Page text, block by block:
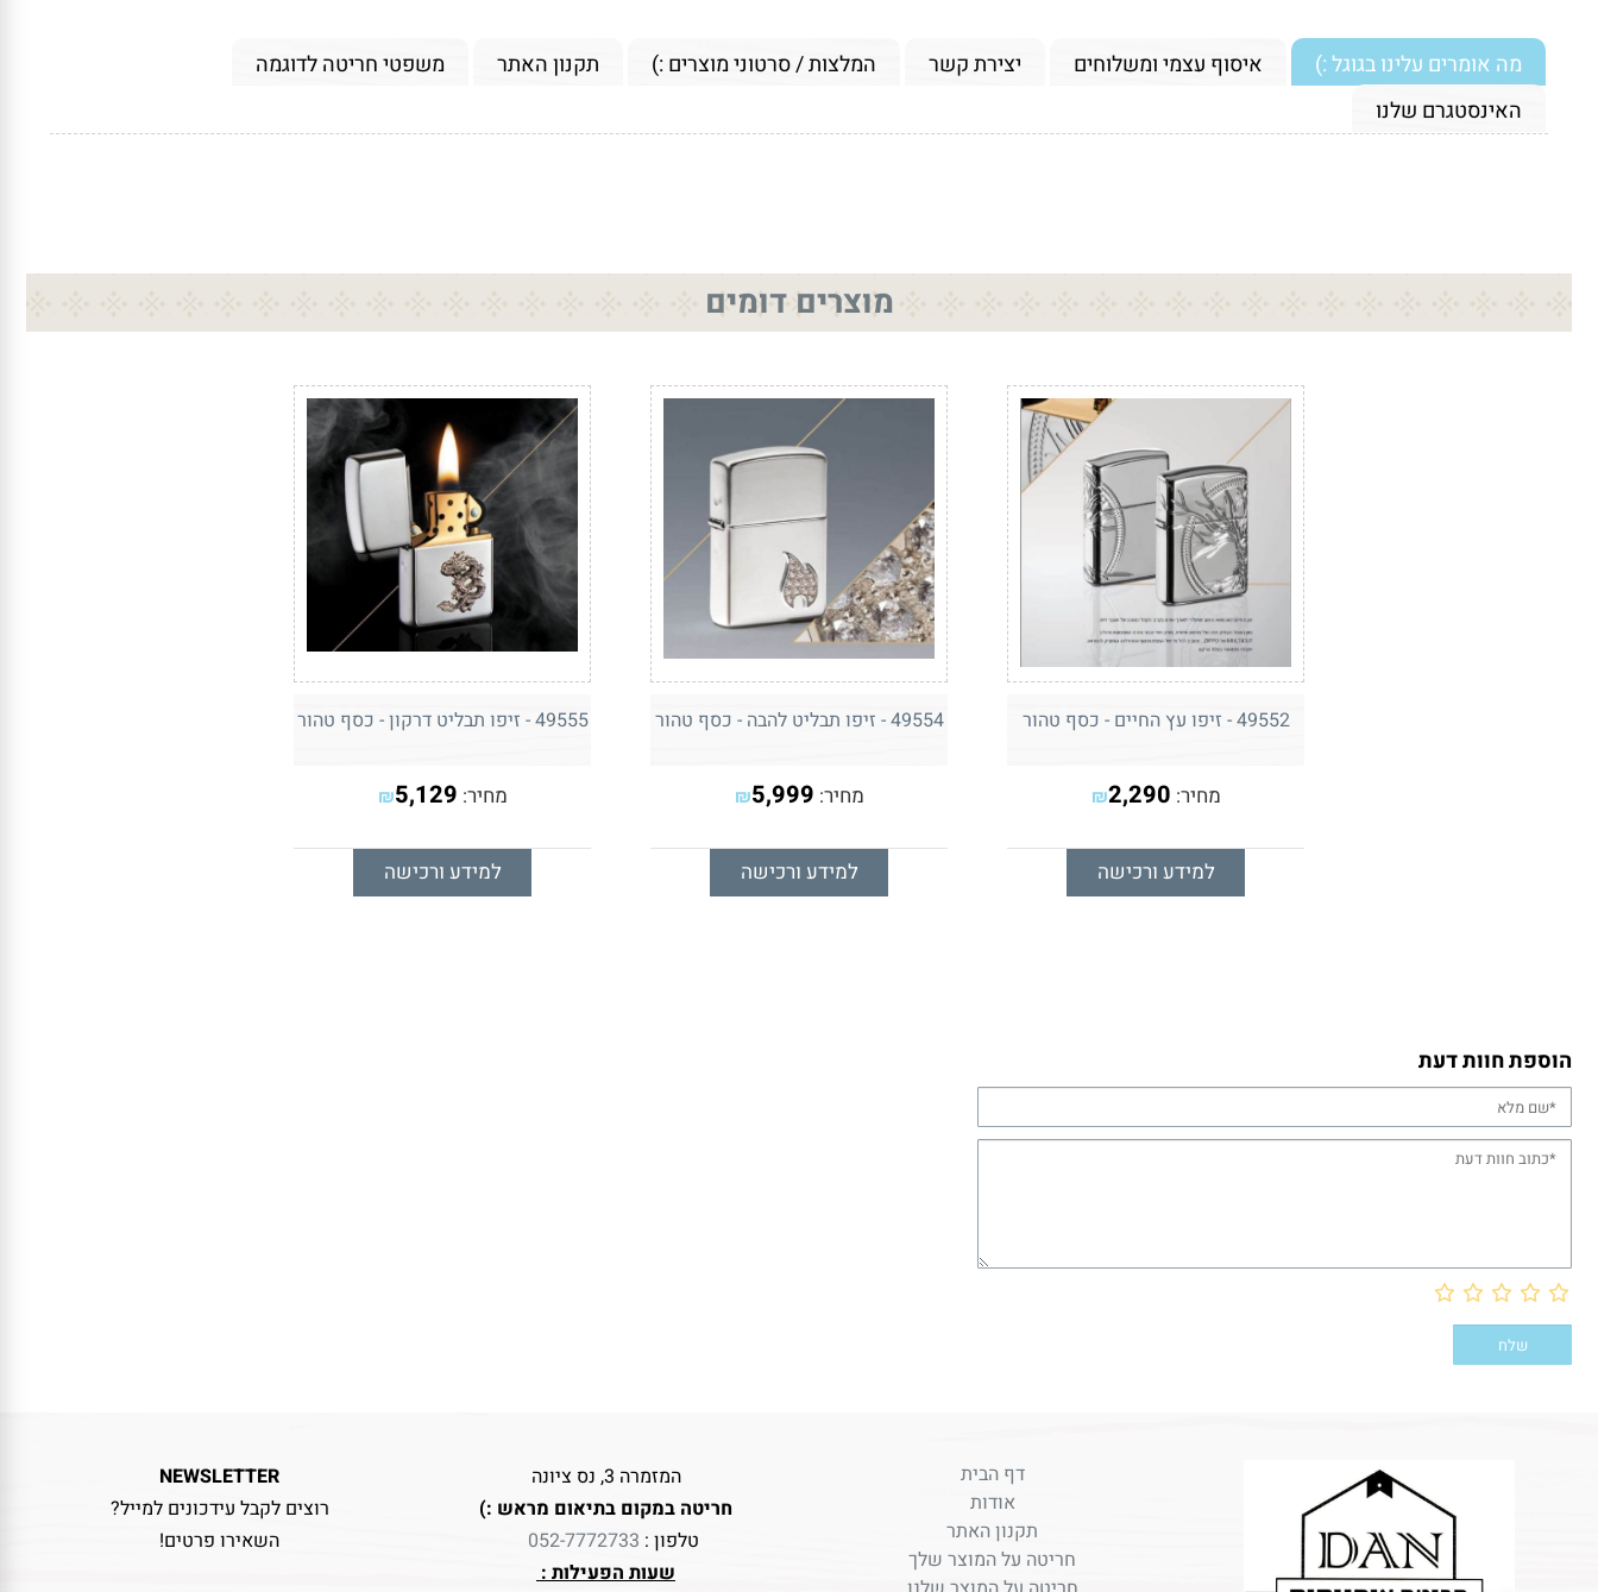
מה אומרים עלינו בגוגל :) איסוף עצמי ומשלוחים יצירת קשר המלצות / סרטוני מוצרים :) תקנון האתר
משפטי חריטה לדוגמה
האינסטגרם שלנו
מוצרים דומים
49552 - זיפו עץ החיים - כסף טהור
מחיר: ₪2,290
למידע ורכישה
49554 - זיפו תבליט להבה - כסף טהור
מחיר: ₪5,999
למידע ורכישה
49555 - זיפו תבליט דרקון - כסף טהור
מחיר: ₪5,129
למידע ורכישה
הוספת חוות דעת
דף הבית
אודות
תקנון האתר
חריטה על המוצר שלך
המזמרה 3, נס ציונה
חריטה במקום בתיאום מראש :)
טלפון : 052-7772733
שעות הפעילות :
NEWSLETTER
רוצים לקבל עידכונים למייל?
השאירו פרטים!